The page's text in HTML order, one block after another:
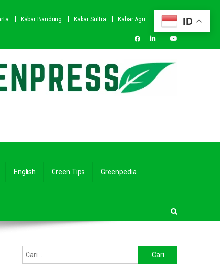
Kabar Bandung Kabar Sultra
Kabar Agri
English Green Tips Greenpedia
untuk:
ID